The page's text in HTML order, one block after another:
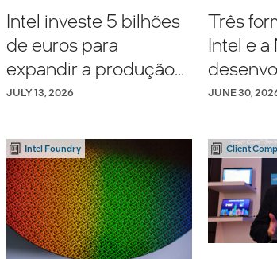
Intel investe 5 bilhões
de euros para
expandir a produção
na Europa
JULY 13, 2026
Três
Intel e a
G3 do
JUNE 30,
Intel Foundry Client